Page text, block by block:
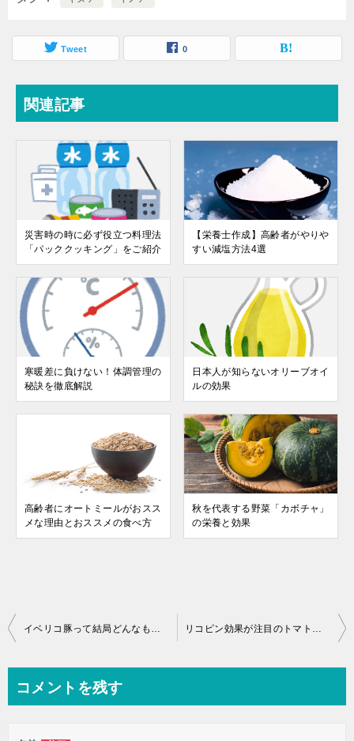
Tweet 0
関連記事
災害時の時に必ず役立つ料理法
「パッククッキング」をご紹介
【栄養士作成】高齢者がやりや
すい減塩方法4選
寒暖差に負けない！体調管理の
秘訣を徹底解説
日本人が知らないオリーブオイ
ルの効果
高齢者にオートミールがおスス
メな理由とおススメの食べ方
秋を代表する野菜「カボチャ」
の栄養と効果
投
ビ
イベリコ豚って結局どんなもの？特徴と選び方をスペイン留学経験者が解説 リコピン効果が注目のトマトの意外な歴史
コメントを残す